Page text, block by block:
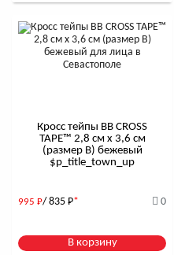
Кросс тейпы BB CROSS
TAPE™ 2,8 см x 3,6 см
(размер B) бежевый
$р_title_town_up
995 Р/ 835 Р* 0
В корзину